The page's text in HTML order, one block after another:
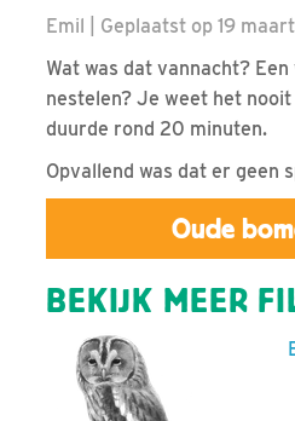
Emil | Geplaatst op 19 maart
Wat was dat vannacht?
nestelen? Je weet het
duurde rond 20 minuten.
Opvallend was dat er geen
Oude
BEKIJK MEER